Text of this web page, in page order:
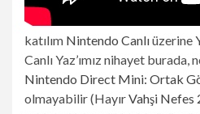
katılım Nintendo Canlıüzerine
Canlı Yaz’ımız nihayet burada,
Nintendo Direct Mini: Ortak
olmayabilir (HayırVahşi Nefes